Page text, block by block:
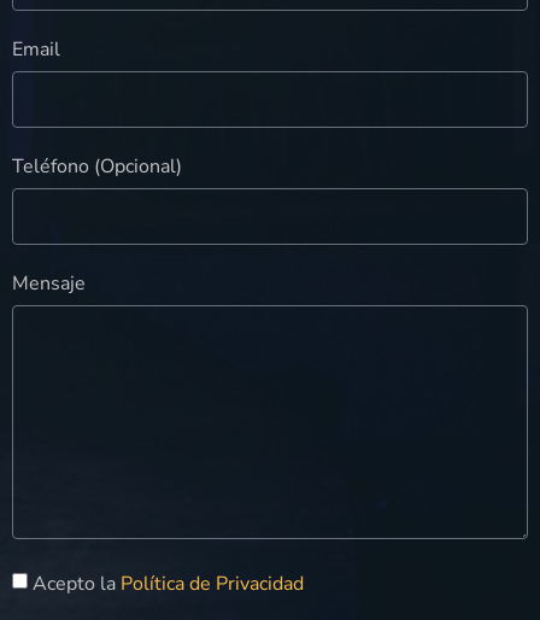
Email
Teléfono (Opcional)
Mensaje
Acepto la Política de Privacidad